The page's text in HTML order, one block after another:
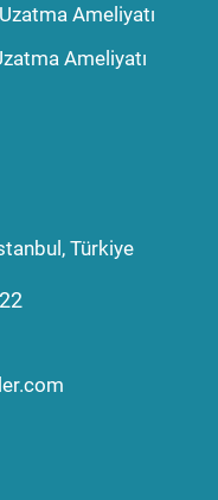
Ameliyatı
Ameliyatı
Türkiye